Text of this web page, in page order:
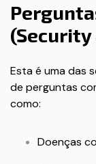
Esta é uma das
de perguntas
como:
Doenças